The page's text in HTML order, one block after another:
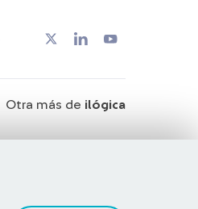
Otra más de ilógica